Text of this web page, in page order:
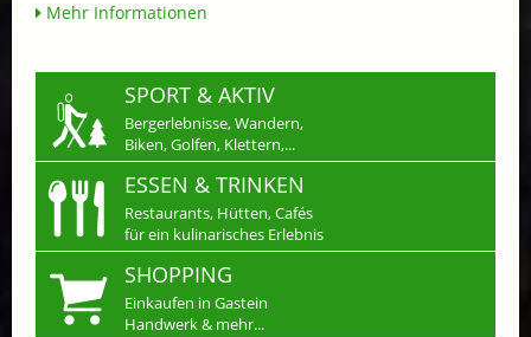
Mehr Informationen
SPORT & AKTIV
Bergerlebnisse, Wandern,
Biken, Golfen, Klettern,...
ESSEN & TRINKEN
Restaurants, Hütten, Cafés
für ein kulinarisches Erlebnis
SHOPPING
Einkaufen in Gastein
Handwerk & mehr...